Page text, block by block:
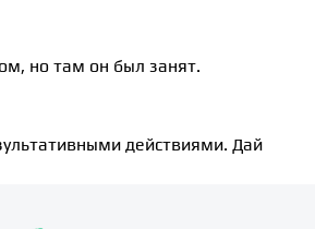
но там он был занят.
действиями. Дай